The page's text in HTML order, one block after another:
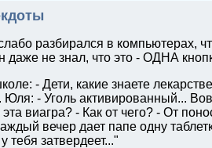
разбирался в компьютерах,
даже не знал, что это - ОДНА
- Дети, какие знаете
Юля: - Уголь активированный...
эта виагра? - Как от чего? - От
вечер дает папе одну
тебя затвердеет..."